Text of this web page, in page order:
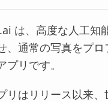
は、高度な人工知
、通常の写真をプ
プリです。
リはリリース以来